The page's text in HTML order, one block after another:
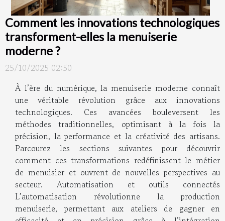
Comment les innovations technologiques
transforment-elles la menuiserie
moderne ?
25/10/2025 02:50
À l’ère du numérique, la menuiserie moderne connaît
une véritable révolution grâce aux innovations
technologiques. Ces avancées bouleversent les
méthodes traditionnelles, optimisant à la fois la
précision, la performance et la créativité des artisans.
Parcourez les sections suivantes pour découvrir
comment ces transformations redéfinissent le métier
de menuisier et ouvrent de nouvelles perspectives au
secteur. Automatisation et outils connectés
L’automatisation révolutionne la production
menuiserie, permettant aux ateliers de gagner en